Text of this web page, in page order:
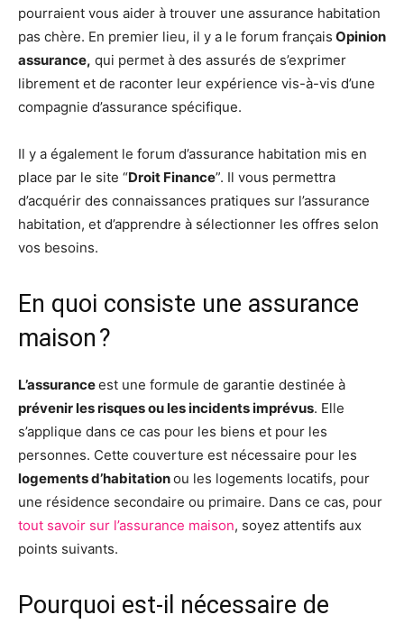
pourraient vous aider à trouver une assurance habitation
pas chère. En premier lieu, il y a le forum français Opinion
assurance, qui permet à des assurés de s’exprimer
librement et de raconter leur expérience vis-à-vis d’une
compagnie d’assurance spécifique.
Il y a également le forum d’assurance habitation mis en
place par le site “Droit Finance”. Il vous permettra
d’acquérir des connaissances pratiques sur l’assurance
habitation, et d’apprendre à sélectionner les offres selon
vos besoins.
En quoi consiste une assurance
maison ?
L’assuranceest une formule de garantie destinée à
prévenir les risques ou les incidents imprévus. Elle
s’applique dans ce cas pour les biens et pour les
personnes. Cette couverture est nécessaire pour les
logements d’habitationou les logements locatifs, pour
une résidence secondaire ou primaire. Dans ce cas, pour
tout savoir sur l’assurance maison, soyez attentifs aux
points suivants.
Pourquoi est-il nécessaire de